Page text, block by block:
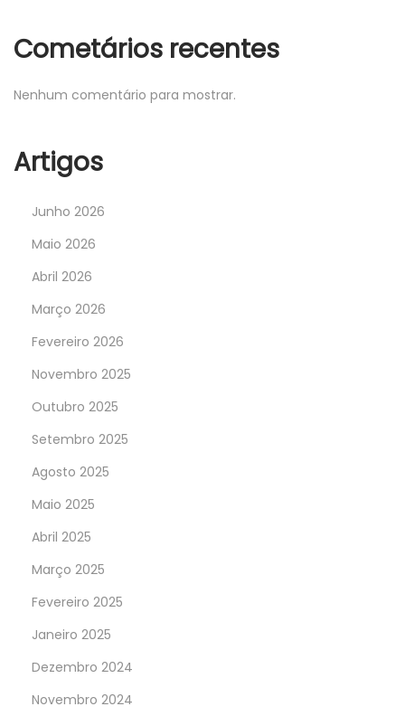
Cometários recentes
Nenhum comentário para mostrar.
Artigos
Junho 2026
Maio 2026
Abril 2026
Março 2026
Fevereiro 2026
Novembro 2025
Outubro 2025
Setembro 2025
Agosto 2025
Maio 2025
Abril 2025
Março 2025
Fevereiro 2025
Janeiro 2025
Dezembro 2024
Novembro 2024